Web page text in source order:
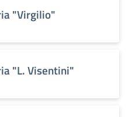
"Virgilio"
"L. Visentini"